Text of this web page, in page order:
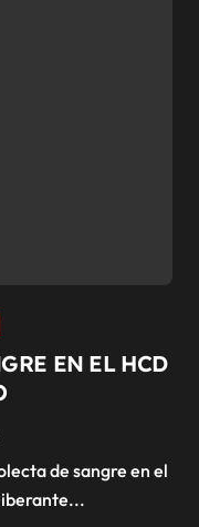
EN EL HCD